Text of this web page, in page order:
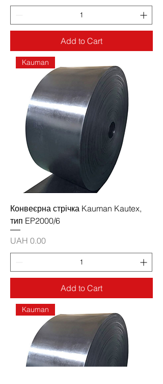
Add to Cart
Kauman
Конвеєрна стрічка Kauman Kautex,
тип EP2000/6
Price
UAH 0.00
Add to Cart
Kauman